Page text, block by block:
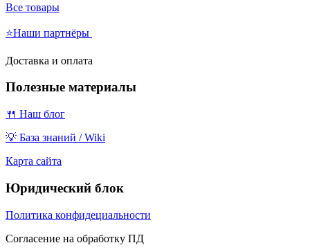
Все товары
⭐Наши партнёры
Доставка и оплата
Полезные материалы
🍴 Наш блог
💡 База знаний / Wiki
Карта сайта
Юридический блок
Политика конфидециальности
Согласение на обработку ПД